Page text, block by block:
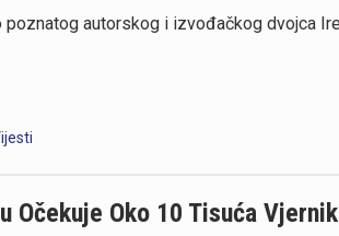
autorskog i izvođačkog dvojca
Očekuje Oko 10 Tisuća